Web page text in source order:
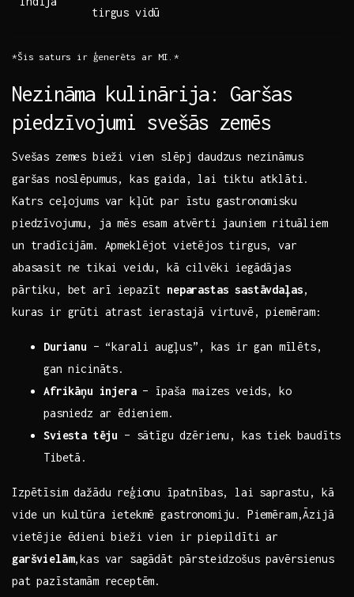
tirgus vidū
*Šis saturs ir ģenerēts ⁢ar ​MI.*
Nezināma kulinārija: Garšas
piedzīvojumi svešās zemēs
Svešas zemes bieži vien slēpj daudzus nezināmus
garšas noslēpumus, kas gaida, lai tiktu atklāti.
Katrs ceļojums var kļūt par īstu gastronomisku
piedzīvojumu, ja mēs esam atvērti ⁣jauniem rituāliem
‍un tradīcijām. Apmeklējot vietējos tirgus, var
abasasit ne tikai veidu, kā cilvēki iegādājas
pārtiku, bet arī iepazīt neparastas sastāvdaļas,
kuras ir grūti atrast ierastajā virtuvē, piemēram:
Durianu –​ “karali⁣ augļus”, kas ir gan mīlēts,
gan nicināts.
Afrikāņu injera– īpaša maizes veids, ko
‍pasniedz ar ēdieniem.
Sviesta tēju – sātīgu dzērienu, kas tiek baudīts
Tibetā.
Izpētīsim dažādu reģionu⁢ īpatnības, lai saprastu, kā ​
vide un kultūra ietekmē gastronomiju.‌ Piemēram,Āzijā
vietējie ēdieni ‍bieži vien ir piepildīti⁣ ar
garšvielām,kas var sagādāt⁤ pārsteidzošus​ pavērsienus
pat pazīstamām receptēm.